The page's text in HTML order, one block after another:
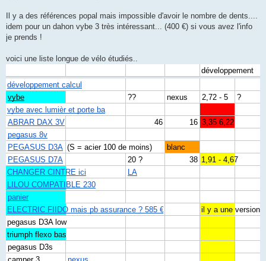
Il y a des références popal mais impossible d'avoir le nombre de dents....
idem pour un dahon vybe 3 très intéressant... (400 €) si vous avez l'info
je prends !
voici une liste longue de vélo étudiés..